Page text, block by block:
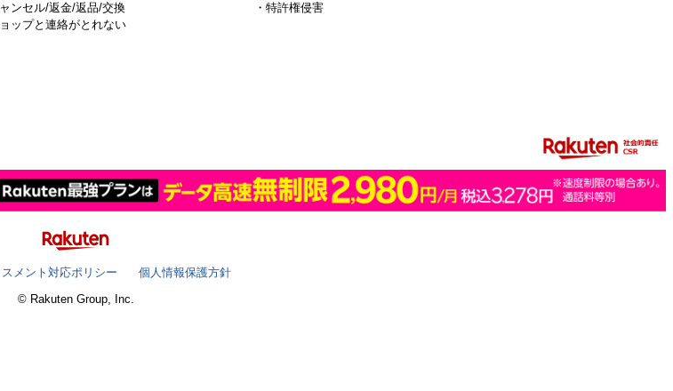
ャンセル/返金/返品/交換
ョップと連絡がとれない
・特許権侵害
メント対応ポリシー
個人情報保護方針
© Rakuten Group, Inc.